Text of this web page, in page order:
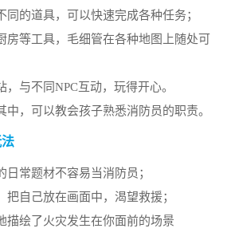
同的道具，可以快速完成各种任务；
房等工具，毛细管在各种地图上随处可
与不同NPC互动，玩得开心。
中，可以教会孩子熟悉消防员的职责。
常题材不容易当消防员；
把自己放在画面中，渴望救援；
描绘了火灾发生在你面前的场景